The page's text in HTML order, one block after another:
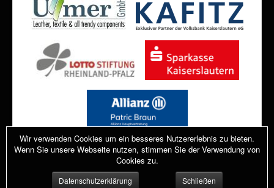
© 2026 Sportverein Fischbach 1959 e.V.
Wir verwenden Cookies um ein besseres Nutzererlebnis zu bieten.
Wenn Sie unsere Webseite nutzen, stimmen Sie der Verwendung von
Cookies zu.
Datenschutzerklärung Schließen